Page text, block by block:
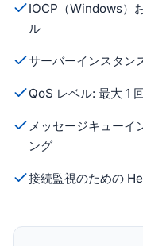
IOCP（Windows）
ル
サーバーインスタン
QoS レベル: 最大 1
メッセージキューイ
ング
接続監視のための